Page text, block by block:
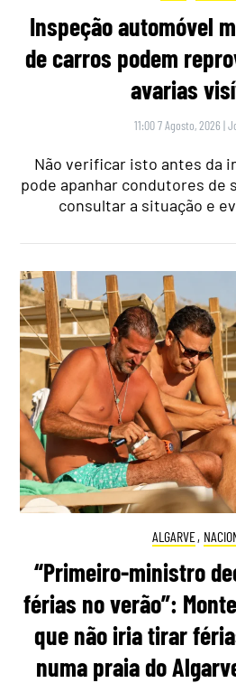
Inspeção automóvel
de carros podem
avarias
11:00 7 Agosto, 2026 |
Não verificar isto antes da
pode apanhar condutores de
consultar a situação e
ALGARVE,
“Primeiro-ministro
férias no verão”:
que não iria tirar
numa praia do